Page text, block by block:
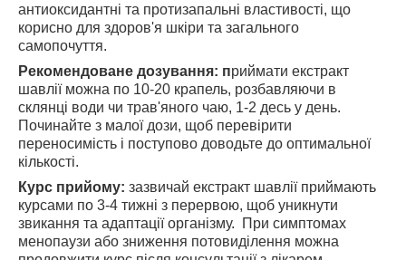
антиоксидантні та протизапальні властивості, що
корисно для здоров'я шкіри та загального
самопочуття.
Рекомендоване дозування: приймати екстракт
шавлії можна по 10-20 крапель, розбавляючи в
склянці води чи трав'яного чаю, 1-2 десь у день.
Починайте з малої дози, щоб перевірити
переносимість і поступово доводьте до оптимальної
кількості.
Курс прийому: зазвичай екстракт шавлії приймають
курсами по 3-4 тижні з перервою, щоб уникнути
звикання та адаптації організму. При симптомах
менопаузи або зниження потовиділення можна